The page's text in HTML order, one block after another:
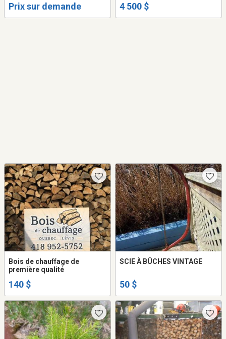
Prix sur demande 4 500 $
Bois de chauffage de
première qualité
140 $
SCIE À BÛCHES VINTAGE
50 $